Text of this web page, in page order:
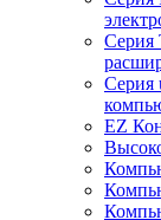
Серия
Серия
EZ